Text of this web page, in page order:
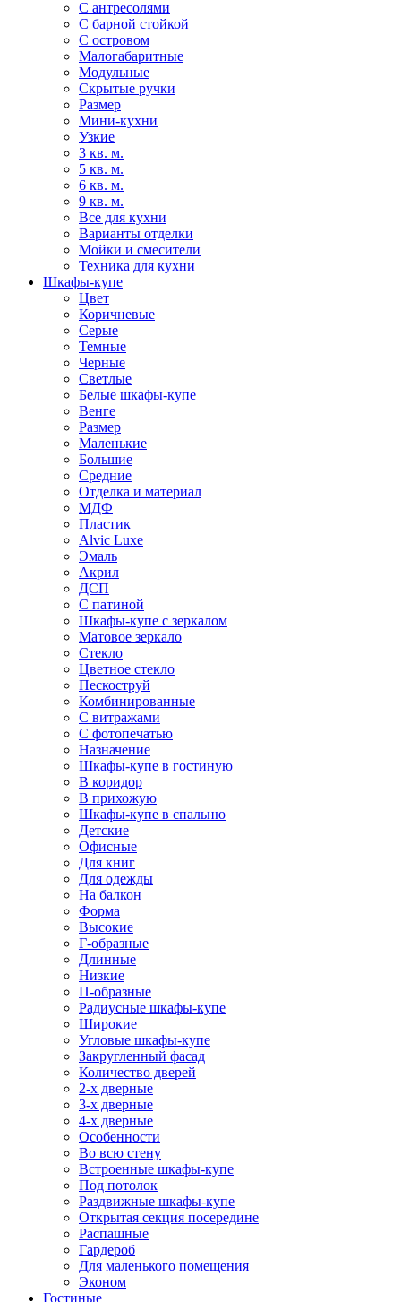
С антресолями
С барной стойкой
С островом
Малогабаритные
Модульные
Скрытые ручки
Размер
Мини-кухни
Узкие
3 кв. м.
5 кв. м.
6 кв. м.
9 кв. м.
Все для кухни
Варианты отделки
Мойки и смесители
Техника для кухни
Шкафы-купе
Цвет
Коричневые
Серые
Темные
Черные
Светлые
Белые шкафы-купе
Венге
Размер
Маленькие
Большие
Средние
Отделка и материал
МДФ
Пластик
Alvic Luxe
Эмаль
Акрил
ДСП
С патиной
Шкафы-купе с зеркалом
Матовое зеркало
Стекло
Цветное стекло
Пескоструй
Комбинированные
С витражами
С фотопечатью
Назначение
Шкафы-купе в гостиную
В коридор
В прихожую
Шкафы-купе в спальню
Детские
Офисные
Для книг
Для одежды
На балкон
Форма
Высокие
Г-образные
Длинные
Низкие
П-образные
Радиусные шкафы-купе
Широкие
Угловые шкафы-купе
Закругленный фасад
Количество дверей
2-х дверные
3-х дверные
4-х дверные
Особенности
Во всю стену
Встроенные шкафы-купе
Под потолок
Раздвижные шкафы-купе
Открытая секция посередине
Распашные
Гардероб
Для маленького помещения
Эконом
Гостиные